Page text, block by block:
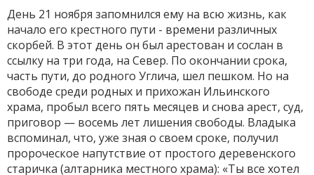
День 21 ноября запомнился ему на всю жизнь, как
начало его крестного пути - времени различных
скорбей. В этот день он был арестован и сослан в
ссылку на три года, на Север. По окончании срока,
часть пути, до родного Углича, шел пешком. Но на
свободе среди родных и прихожан Ильинского
храма, пробыл всего пять месяцев и снова арест, суд,
приговор — восемь лет лишения свободы. Владыка
вспоминал, что, уже зная о своем сроке, получил
пророче­ское напутствие от простого деревенского
старичка (алтарника мест­ного храма): «Ты все хотел